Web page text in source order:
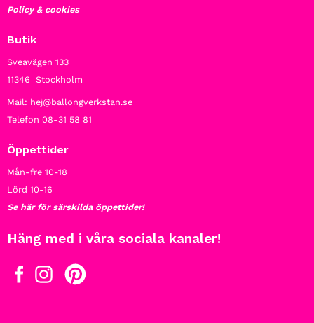
Policy & cookies
Butik
Sveavägen 133
11346 Stockholm
Mail: hej@ballongverkstan.se
Telefon 08-31 58 81
Öppettider
Mån-fre 10-18
Lörd 10-16
Se här för särskilda öppettider!
Häng med i våra sociala kanaler!